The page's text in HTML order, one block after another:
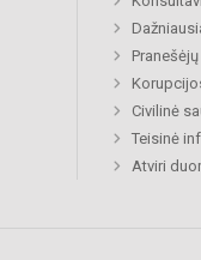
Civilinė
Teisinė
Atviri